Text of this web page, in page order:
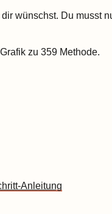
wünschst. Du musst
Anleitung